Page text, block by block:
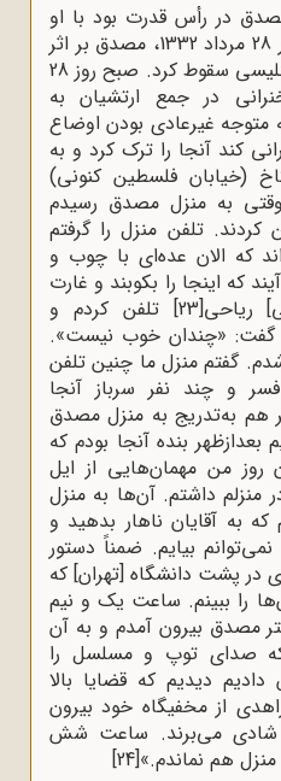
در رأس قدرت بود با او
همراهی داشت. تا اینکه در 28 مرداد 1332، مصدق بر اثر
یک کودتای آمریکایی – انگلیسی سقوط کرد. صبح روز 28
در جمع ارتشیان به
متوجه غیرعادی بودن اوضاع
کند آنجا را ترک کرد و به
(خیابان فلسطین کنونی)
به منزل مصدق رسیدم
کردند. تلفن منزل را گرفتم
که الان عده‌‌ای با چوب و
که اینجا را بکوبند و غارت
ریاحی[23]
تلفن کردم و
«چندان خوب نیست».
گفتم منزل ما چنین تلفن
و چند نفر سرباز آنجا
هم به‌‌تدریج به منزل مصدق
بنده آنجا بودم که
روز من مهمان‌‌هایی از ایل
منزلم داشتم. آن‌ها به منزل
به آقایان ناهار بدهید و
بیایم. ضمناً دستور
در پشت دانشگاه [تهران] که
را ببینم. ساعت یک و نیم
مصدق بیرون آمدم و به آن
که صدای توپ و مسلسل را
دیدیم که قضایا بالا
از مخفیگاه خود بیرون
شادی می‌‌برند. ساعت شش
منزل هم نماندم.»[24]